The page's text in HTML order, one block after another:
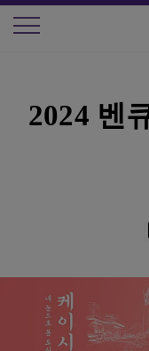
2024 벤